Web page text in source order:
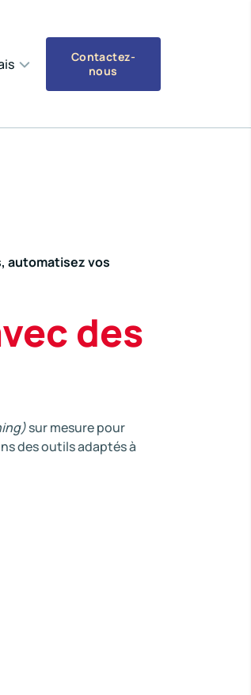
Contactez-
nous
automatisez vos
des
sur mesure pour
des outils adaptés à